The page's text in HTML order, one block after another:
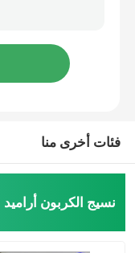
نسيج ألياف
نسيج UHMWPE
النسيج والجلود من
قماش UHMWPE مضاد للهب معالج بغشاء PVDF
فئات أخرى منا
نسيج الكربون أراميد